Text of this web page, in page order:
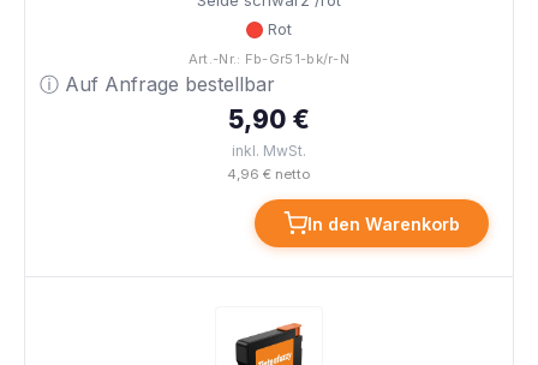
Rot
Art.-Nr.: Fb-Gr51-bk/r-N
ⓘ Auf Anfrage bestellbar
5,90 €
inkl. MwSt.
4,96 € netto
In den Warenkorb